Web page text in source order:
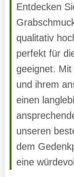
Entdecken
qualitativ
perfekt für
geeignet.
und ihrem
einen
unseren
dem
eine